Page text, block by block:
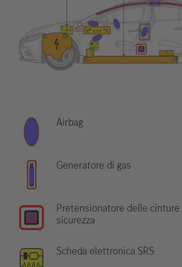
Airbag
Generatore di gas
Pretensionatore delle cinture
sicurezza
Scheda elettronica SRS